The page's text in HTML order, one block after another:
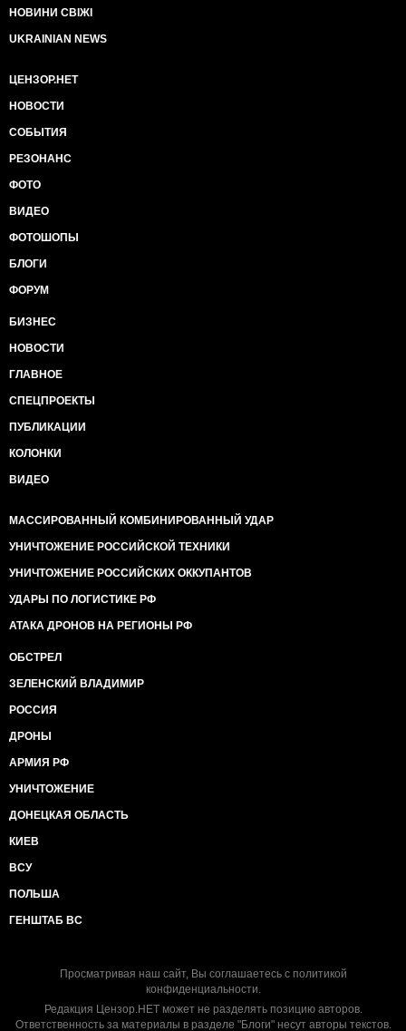
НОВИНИ СВІЖІ
UKRAINIAN NEWS
ЦЕНЗОР.НЕТ
НОВОСТИ
СОБЫТИЯ
РЕЗОНАНС
ФОТО
ВИДЕО
ФОТОШОПЫ
БЛОГИ
ФОРУМ
БИЗНЕС
НОВОСТИ
ГЛАВНОЕ
СПЕЦПРОЕКТЫ
ПУБЛИКАЦИИ
КОЛОНКИ
ВИДЕО
МАССИРОВАННЫЙ КОМБИНИРОВАННЫЙ УДАР
УНИЧТОЖЕНИЕ РОССИЙСКОЙ ТЕХНИКИ
УНИЧТОЖЕНИЕ РОССИЙСКИХ ОККУПАНТОВ
УДАРЫ ПО ЛОГИСТИКЕ РФ
АТАКА ДРОНОВ НА РЕГИОНЫ РФ
ОБСТРЕЛ
ЗЕЛЕНСКИЙ ВЛАДИМИР
РОССИЯ
ДРОНЫ
АРМИЯ РФ
УНИЧТОЖЕНИЕ
ДОНЕЦКАЯ ОБЛАСТЬ
КИЕВ
ВСУ
ПОЛЬША
ГЕНШТАБ ВС
Просматривая наш сайт, Вы соглашаетесь с политикой
конфиденциальности.
Редакция Цензор.НЕТ может не разделять позицию авторов.
Ответственность за материалы в разделе "Блоги" несут авторы текстов.